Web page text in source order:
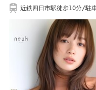
近鉄四日市駅徒歩10分/駐